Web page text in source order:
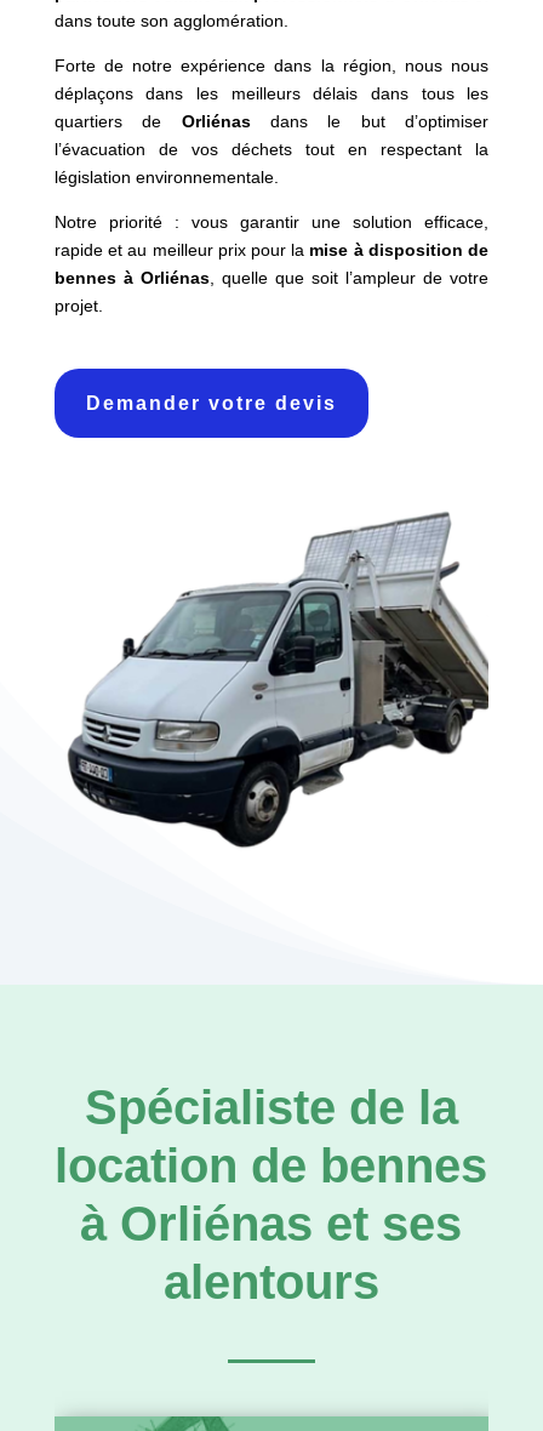
dans toute son agglomération.
Forte de notre expérience dans la région, nous nous
déplaçons dans les meilleurs délais dans tous les
quartiers de Orliénasdans le but d’optimiser
l’évacuation de vos déchets tout en respectant la
législation environnementale.
Notre priorité : vous garantir une solution efficace,
rapide et au meilleur prix pour la mise à disposition de
bennes à Orliénas, quelle que soit l’ampleur de votre
projet.
Demander votre devis
Spécialiste de la
location de bennes
à Orliénas et ses
alentours